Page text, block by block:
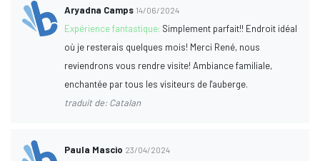
Aryadna Camps 14/06/2024
Expérience fantastique: Simplement parfait!! Endroit idéal
où je resterais quelques mois! Merci René, nous
reviendrons vous rendre visite! Ambiance familiale,
enchantée par tous les visiteurs de l'auberge.
traduit de: Catalan
Paula Mascio 23/04/2024